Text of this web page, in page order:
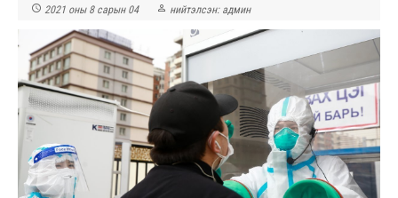
 2021 оны 8 сарын 04  нийтэлсэн: админ